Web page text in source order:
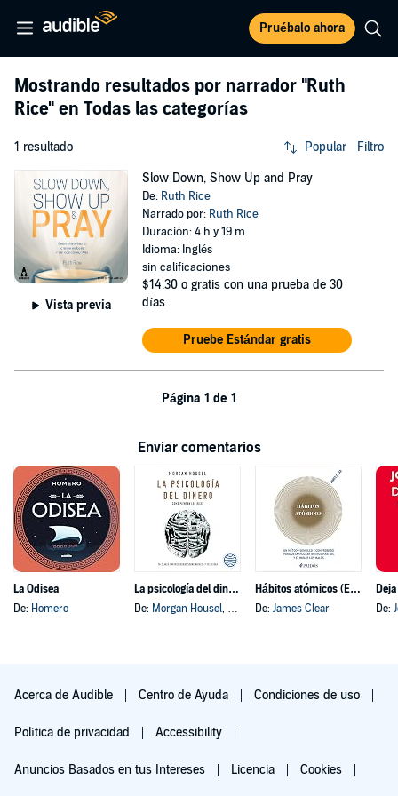
Pruébalo ahora
Mostrando resultados por narrador "Ruth
Rice" en Todas las categorías
1 resultado Popular Filtro
Vista previa
Slow Down, Show Up and Pray
De: Ruth Rice
Narrado por: Ruth Rice
Duración: 4 h y 19 m
Idioma: Inglés
sin calificaciones
$14.30 o gratis con una prueba de 30
días
Pruebe Estándar gratis
Página 1 de 1
Enviar comentarios
La Odisea
De: Homero
La psicología del dinero
De: Morgan Housel, y otros
Hábitos atómicos (Español neutro)
De: James Clear
De:
Acerca de Audible Centro de Ayuda Condiciones de uso
Política de privacidad Accessibility
Anuncios Basados en tus Intereses Licencia Cookies